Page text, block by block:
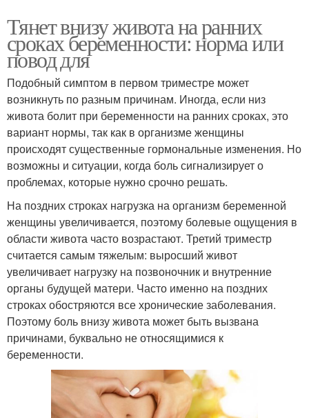
Тянет внизу живота на ранних
сроках беременности: норма или
повод для
Подобный симптом в первом триместре может
возникнуть по разным причинам. Иногда, если низ
живота болит при беременности на ранних сроках, это
вариант нормы, так как в организме женщины
происходят существенные гормональные изменения. Но
возможны и ситуации, когда боль сигнализирует о
проблемах, которые нужно срочно решать.
На поздних строках нагрузка на организм беременной
женщины увеличивается, поэтому болевые ощущения в
области живота часто возрастают. Третий триместр
считается самым тяжелым: выросший живот
увеличивает нагрузку на позвоночник и внутренние
органы будущей матери. Часто именно на поздних
строках обостряются все хронические заболевания.
Поэтому боль внизу живота может быть вызвана
причинами, буквально не относящимися к
беременности.